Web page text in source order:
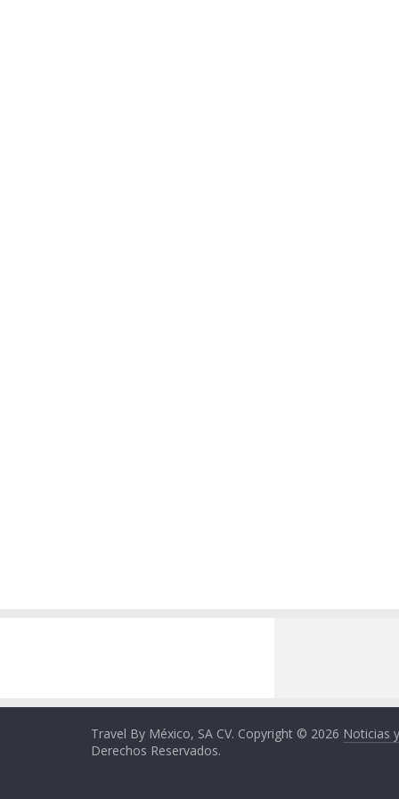
Travel By México, SA CV. Copyright © 2026 Noticias
Derechos Reservados.